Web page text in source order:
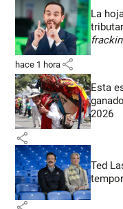
La
hace 1 hora share
Esta
2026
share
Ted